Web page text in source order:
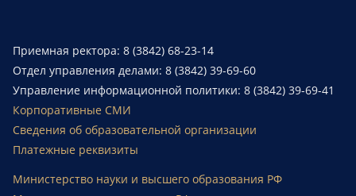
Приемная ректора: 8 (3842) 68-23-14
Отдел управления делами: 8 (3842) 39-69-60
Управление информационной политики: 8 (3842) 39-69-41
Корпоративные СМИ
Сведения об образовательной организации
Платежные реквизиты
Министерство науки и высшего образования РФ